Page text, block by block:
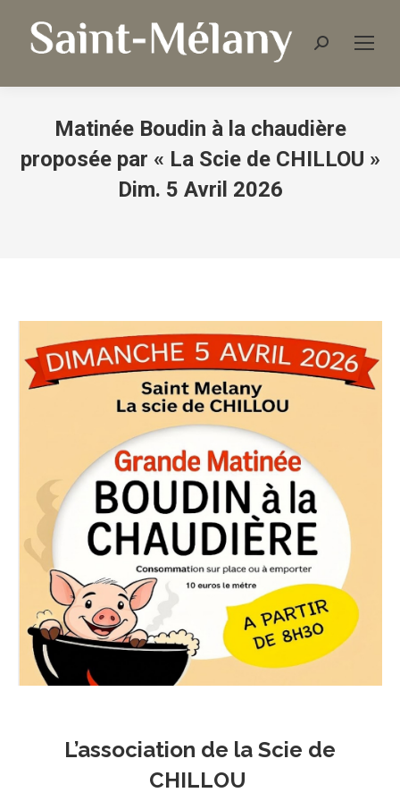
Matinée Boudin à la chaudière
proposée par « La Scie de CHILLOU »
Dim. 5 Avril 2026
L’association de la Scie de
CHILLOU